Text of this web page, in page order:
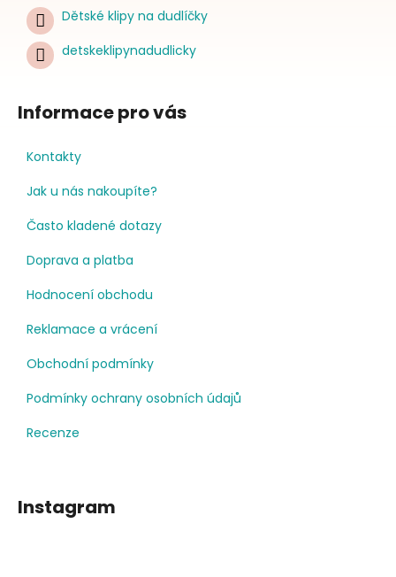
Dětské klipy na dudlíčky
detskeklipynadudlicky
Informace pro vás
Kontakty
Jak u nás nakoupíte?
Často kladené dotazy
Doprava a platba
Hodnocení obchodu
Reklamace a vrácení
Obchodní podmínky
Podmínky ochrany osobních údajů
Recenze
Instagram